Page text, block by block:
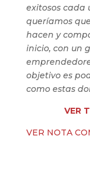
exitosos cada
queríamos
hacen y
inicio, con un
objetivo es
como estas
VER
VER NOTA